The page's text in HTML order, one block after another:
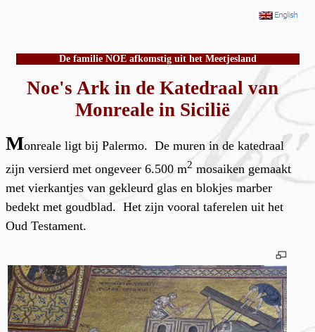
De familie NOE afkomstig uit het Meetjesland
Noe's Ark in de Katedraal van
Monreale in Sicilië
Monreale ligt bij Palermo. De muren in de katedraal
zijn versierd met ongeveer 6.500 m2 mosaiken gemaakt
met vierkantjes van gekleurd glas en blokjes marber
bedekt met goudblad. Het zijn vooral taferelen uit het
Oud Testament.